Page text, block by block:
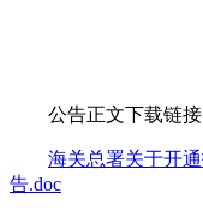
公告正文下载链接
海关总署关于开
告.doc